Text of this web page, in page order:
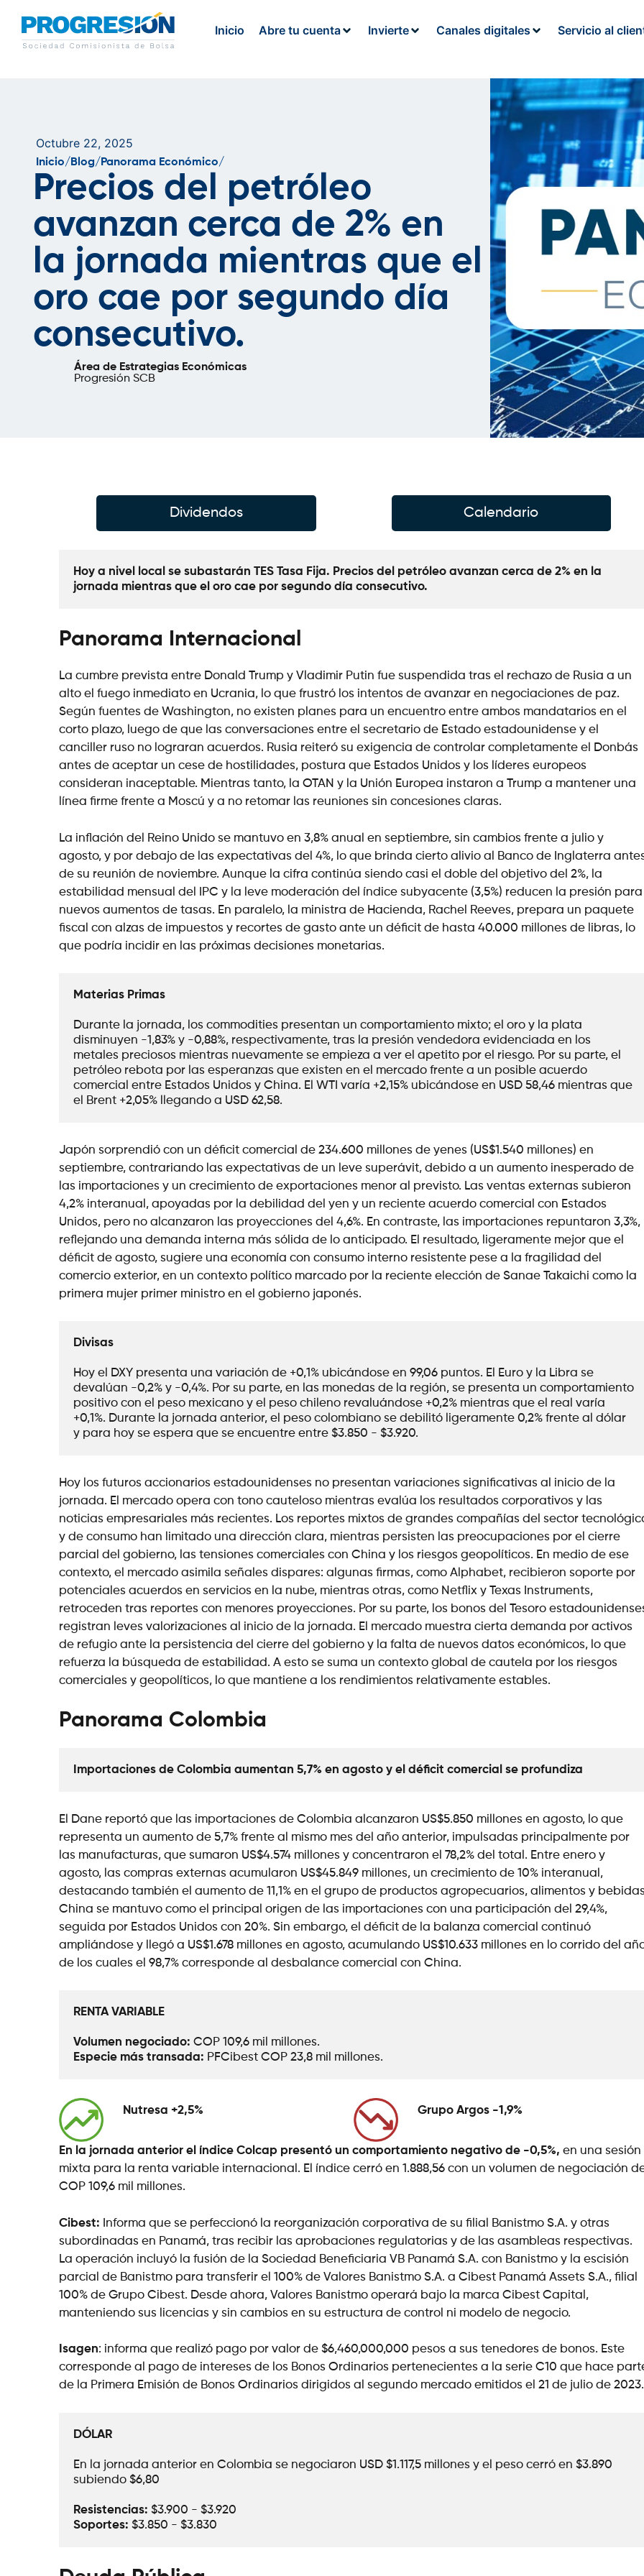
Inicio Abre tu cuenta Invierte Canales digitales Servicio al
Octubre 22, 2025
Inicio/ Blog/ Panorama Económico/
Precios del petróleo
avanzan cerca de 2% en
la jornada mientras que el
oro cae por segundo día
consecutivo.
Área de Estrategias Económicas
Progresión SCB
Dividendos Calendario
Hoy a nivel local se subastarán TES Tasa Fija. Precios del petróleo avanzan cerca de 2% en la
jornada mientras que el oro cae por segundo día consecutivo.
Panorama Internacional
La cumbre prevista entre Donald Trump y Vladimir Putin fue suspendida tras el rechazo de Rusia a un
alto el fuego inmediato en Ucrania, lo que frustró los intentos de avanzar en negociaciones de paz.
Según fuentes de Washington, no existen planes para un encuentro entre ambos mandatarios en el
corto plazo, luego de que las conversaciones entre el secretario de Estado estadounidense y el
canciller ruso no lograran acuerdos. Rusia reiteró su exigencia de controlar completamente el Donbás
antes de aceptar un cese de hostilidades, postura que Estados Unidos y los líderes europeos
consideran inaceptable. Mientras tanto, la OTAN y la Unión Europea instaron a Trump a mantener una
línea firme frente a Moscú y a no retomar las reuniones sin concesiones claras.
La inflación del Reino Unido se mantuvo en 3,8% anual en septiembre, sin cambios frente a julio y
agosto, y por debajo de las expectativas del 4%, lo que brinda cierto alivio al Banco de Inglaterra
de su reunión de noviembre. Aunque la cifra continúa siendo casi el doble del objetivo del 2%, la
estabilidad mensual del IPC y la leve moderación del índice subyacente (3,5%) reducen la presión para
nuevos aumentos de tasas. En paralelo, la ministra de Hacienda, Rachel Reeves, prepara un paquete
fiscal con alzas de impuestos y recortes de gasto ante un déficit de hasta 40.000 millones de libras, lo
que podría incidir en las próximas decisiones monetarias.
Materias Primas
Durante la jornada, los commodities presentan un comportamiento mixto; el oro y la plata
disminuyen -1,83% y -0,88%, respectivamente, tras la presión vendedora evidenciada en los
metales preciosos mientras nuevamente se empieza a ver el apetito por el riesgo. Por su parte, el
petróleo rebota por las esperanzas que existen en el mercado frente a un posible acuerdo
comercial entre Estados Unidos y China. El WTI varía +2,15% ubicándose en USD 58,46 mientras que
el Brent +2,05% llegando a USD 62,58.
Japón sorprendió con un déficit comercial de 234.600 millones de yenes (US$1.540 millones) en
septiembre, contrariando las expectativas de un leve superávit, debido a un aumento inesperado de
las importaciones y un crecimiento de exportaciones menor al previsto. Las ventas externas subieron
4,2% interanual, apoyadas por la debilidad del yen y un reciente acuerdo comercial con Estados
Unidos, pero no alcanzaron las proyecciones del 4,6%. En contraste, las importaciones repuntaron 3,3%,
reflejando una demanda interna más sólida de lo anticipado. El resultado, ligeramente mejor que el
déficit de agosto, sugiere una economía con consumo interno resistente pese a la fragilidad del
comercio exterior, en un contexto político marcado por la reciente elección de Sanae Takaichi como la
primera mujer primer ministro en el gobierno japonés.
Divisas
Hoy el DXY presenta una variación de +0,1% ubicándose en 99,06 puntos. El Euro y la Libra se
devalúan -0,2% y -0,4%. Por su parte, en las monedas de la región, se presenta un comportamiento
positivo con el peso mexicano y el peso chileno revaluándose +0,2% mientras que el real varía
+0,1%. Durante la jornada anterior, el peso colombiano se debilitó ligeramente 0,2% frente al dólar
y para hoy se espera que se encuentre entre $3.850 - $3.920.
Hoy los futuros accionarios estadounidenses no presentan variaciones significativas al inicio de la
jornada. El mercado opera con tono cauteloso mientras evalúa los resultados corporativos y las
noticias empresariales más recientes. Los reportes mixtos de grandes compañías del sector
y de consumo han limitado una dirección clara, mientras persisten las preocupaciones por el cierre
parcial del gobierno, las tensiones comerciales con China y los riesgos geopolíticos. En medio de ese
contexto, el mercado asimila señales dispares: algunas firmas, como Alphabet, recibieron soporte por
potenciales acuerdos en servicios en la nube, mientras otras, como Netflix y Texas Instruments,
retroceden tras reportes con menores proyecciones. Por su parte, los bonos del Tesoro
registran leves valorizaciones al inicio de la jornada. El mercado muestra cierta demanda por activos
de refugio ante la persistencia del cierre del gobierno y la falta de nuevos datos económicos, lo que
refuerza la búsqueda de estabilidad. A esto se suma un contexto global de cautela por los riesgos
comerciales y geopolíticos, lo que mantiene a los rendimientos relativamente estables.
Panorama Colombia
Importaciones de Colombia aumentan 5,7% en agosto y el déficit comercial se profundiza
El Dane reportó que las importaciones de Colombia alcanzaron US$5.850 millones en agosto, lo que
representa un aumento de 5,7% frente al mismo mes del año anterior, impulsadas principalmente por
las manufacturas, que sumaron US$4.574 millones y concentraron el 78,2% del total. Entre enero y
agosto, las compras externas acumularon US$45.849 millones, un crecimiento de 10% interanual,
destacando también el aumento de 11,1% en el grupo de productos agropecuarios, alimentos y
China se mantuvo como el principal origen de las importaciones con una participación del 29,4%,
seguida por Estados Unidos con 20%. Sin embargo, el déficit de la balanza comercial continuó
ampliándose y llegó a US$1.678 millones en agosto, acumulando US$10.633 millones en lo corrido del
de los cuales el 98,7% corresponde al desbalance comercial con China.
RENTA VARIABLE
Volumen negociado: COP 109,6 mil millones.
Especie más transada: PFCibest COP 23,8 mil millones.
Nutresa +2,5% Grupo Argos -1,9%
En la jornada anterior el índice Colcap presentó un comportamiento negativo de -0,5%, en una sesión
mixta para la renta variable internacional. El índice cerró en 1.888,56 con un volumen de negociación
COP 109,6 mil millones.
Cibest: Informa que se perfeccionó la reorganización corporativa de su filial Banistmo S.A. y otras
subordinadas en Panamá, tras recibir las aprobaciones regulatorias y de las asambleas respectivas.
La operación incluyó la fusión de la Sociedad Beneficiaria VB Panamá S.A. con Banistmo y la escisión
parcial de Banistmo para transferir el 100% de Valores Banistmo S.A. a Cibest Panamá Assets S.A., filial
100% de Grupo Cibest. Desde ahora, Valores Banistmo operará bajo la marca Cibest Capital,
manteniendo sus licencias y sin cambios en su estructura de control ni modelo de negocio.
Isagen: informa que realizó pago por valor de $6,460,000,000 pesos a sus tenedores de bonos. Este
corresponde al pago de intereses de los Bonos Ordinarios pertenecientes a la serie C10 que hace
de la Primera Emisión de Bonos Ordinarios dirigidos al segundo mercado emitidos el 21 de julio de 2023.
DÓLAR
En la jornada anterior en Colombia se negociaron USD $1.117,5 millones y el peso cerró en $3.890
subiendo $6,80
Resistencias: $3.900 - $3.920
Soportes: $3.850 - $3.830